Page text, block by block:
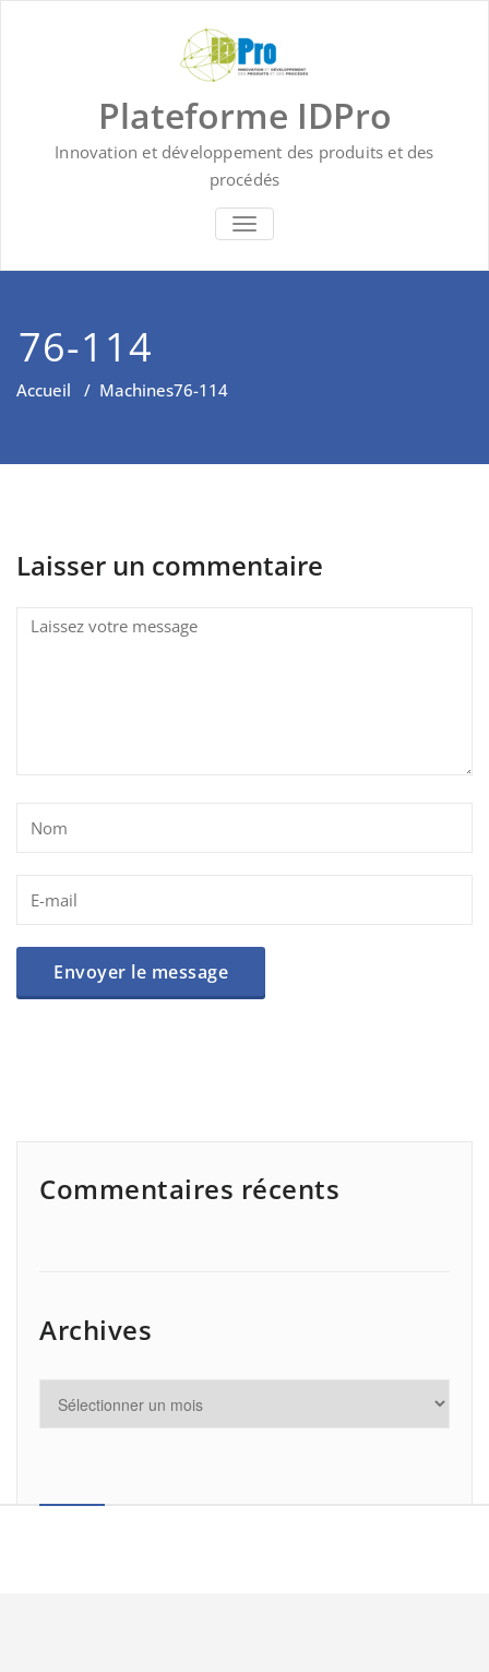
Plateforme IDPro
Innovation et développement des produits et des
procédés
BASCULER LA NAVIGATION
76-114
Accueil / Machines76-114
Laisser un commentaire
Commentaires récents
Archives